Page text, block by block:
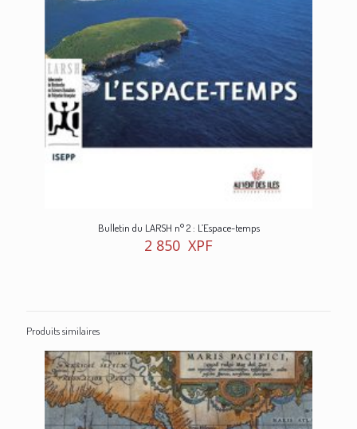
Bulletin du LARSH n° 2 : L’Espace-temps
2 850 XPF
Produits similaires